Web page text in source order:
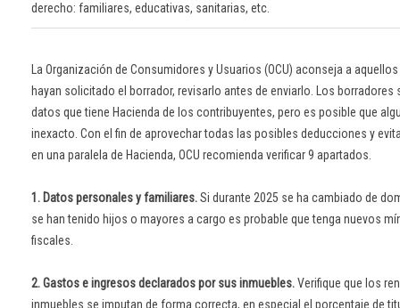
derecho: familiares, educativas, sanitarias, etc.
La Organización de Consumidores y Usuarios (OCU) aconseja a
hayan solicitado el borrador, revisarlo antes de enviarlo. Los borradores
datos que tiene Hacienda de los contribuyentes, pero es posible que
inexacto. Con el fin de aprovechar todas las posibles deducciones y
en una paralela de Hacienda, OCU recomienda verificar 9 apartados.
1. Datos personales y familiares.Si durante 2025 se ha cambiado de
se han tenido hijos o mayores a cargo es probable que tenga nuevos
fiscales.
2. Gastos e ingresos declarados por sus inmuebles.Verifique que los
inmuebles se imputan de forma correcta, en especial el porcentaje de